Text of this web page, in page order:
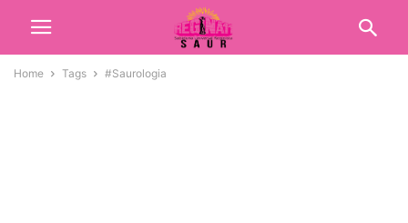
Home Tags #Saurologia